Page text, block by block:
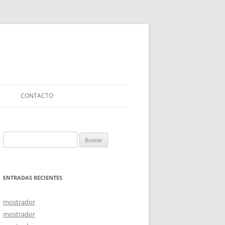
CONTACTO
ENTRADAS RECIENTES
mostrador
mostrador